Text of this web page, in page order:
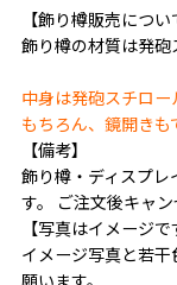
【飾り樽販売につい
飾り樽の材質は発砲
中身は発砲スチロ
もちろん、鏡開きも
【備考】
飾り樽・ディスプレ
す。 ご注文後キャ
【写真はイメージで
イメージ写真と若